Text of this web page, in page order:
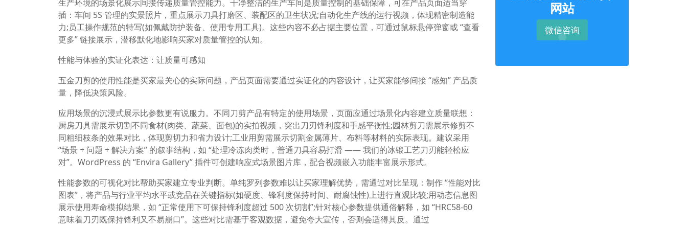
生产环境的场景化展示间接传递质量管控能力。干净整洁的生产车间是质量控制的基础保障，可在产品页面适当穿
插：车间 5S 管理的实景照片，重点展示刀具打磨区、装配区的卫生状况;自动化生产线的运行视频，体现精密制造能
力;员工操作规范的特写(如佩戴防护装备、使用专用工具)。这些内容不必占据主要位置，可通过鼠标悬停弹窗或 “查看
更多” 链接展示，潜移默化地影响买家对质量管控的认知。
性能与体验的实证化表达：让质量可感知
五金刀剪的使用性能是买家最关心的实际问题，产品页面需要通过实证化的内容设计，让买家能够间接 “感知” 产品质
量，降低决策风险。
应用场景的沉浸式展示比参数更有说服力。不同刀剪产品有特定的使用场景，页面应通过场景化内容建立质量联想：
厨房刀具需展示切割不同食材(肉类、蔬菜、面包)的实拍视频，突出刀刃锋利度和手感平衡性;园林剪刀需展示修剪不
同粗细枝条的效果对比，体现剪切力和省力设计;工业用剪需展示切割金属薄片、布料等材料的实际表现。建议采用
“场景 + 问题 + 解决方案” 的叙事结构，如 “处理冷冻肉类时，普通刀具容易打滑 —— 我们的冰锻工艺刀刃能轻松应
对”。WordPress 的 “Envira Gallery” 插件可创建响应式场景图片库，配合视频嵌入功能丰富展示形式。
性能参数的可视化对比帮助买家建立专业判断。单纯罗列参数难以让买家理解优势，需通过对比呈现：制作 “性能对比
图表”，将产品与行业平均水平或竞品在关键指标(如硬度、锋利度保持时间、耐腐蚀性)上进行直观比较;用动态信息图
展示使用寿命模拟结果，如 “正常使用下可保持锋利度超过 500 次切割”;针对核心参数提供通俗解释，如 “HRC58-60
意味着刀刃既保持锋利又不易崩口”。这些对比需基于客观数据，避免夸大宣传，否则会适得其反。通过
网站
微信咨询